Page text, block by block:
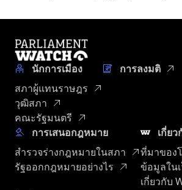
นักการเมือง
สภาผู้แทนราษฎร
วุฒิสภา
คณะรัฐมนตรี
การลงมติ
การเสนอกฎหมาย
สำรวจร่างกฎหมายในสภา
รัฐออกกฎหมายอย่างไร
เกี่ยว
ที่มาของ
ข้อมูลใน
เกี่ยวกับ